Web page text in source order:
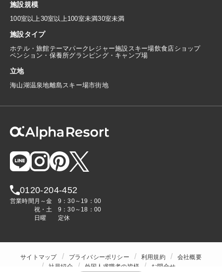
施設規模
100室以上30室以上100室未満30室未満
施設タイプ
ホテル・旅館テーマパーク レジャー施設スキー場飲食店ショップ
ペンション・保養所グランピング・キャンプ場
立地
海山湖温泉地離島スキー場市街地
0120-204-452
営業時間 月～金
9：30～19：00
祝・土
9：30～18：00
日曜
定休
サイトマップ プライバシーポリシー 利用規約
会社概要
社員紹介
外国人求職者の皆様 お問合せ